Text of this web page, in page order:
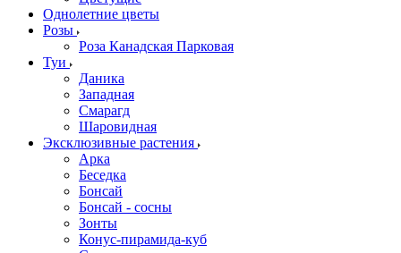
Однолетние цветы
Розы
Роза Канадская Парковая
Туи
Даника
Западная
Смарагд
Шаровидная
Эксклюзивные растения
Арка
Беседка
Бонсай
Бонсай - сосны
Зонты
Конус-пирамида-куб